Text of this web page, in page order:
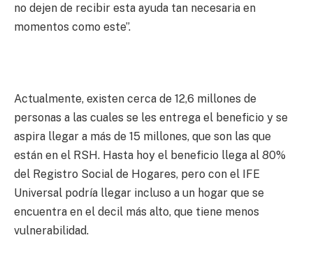
no dejen de recibir esta ayuda tan necesaria en
momentos como este”.
Actualmente, existen cerca de 12,6 millones de
personas a las cuales se les entrega el beneficio y se
aspira llegar a más de 15 millones, que son las que
están en el RSH. Hasta hoy el beneficio llega al 80%
del Registro Social de Hogares, pero con el IFE
Universal podría llegar incluso a un hogar que se
encuentra en el decil más alto, que tiene menos
vulnerabilidad.